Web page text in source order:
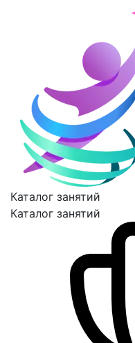
Каталог занятий
Каталог занятий